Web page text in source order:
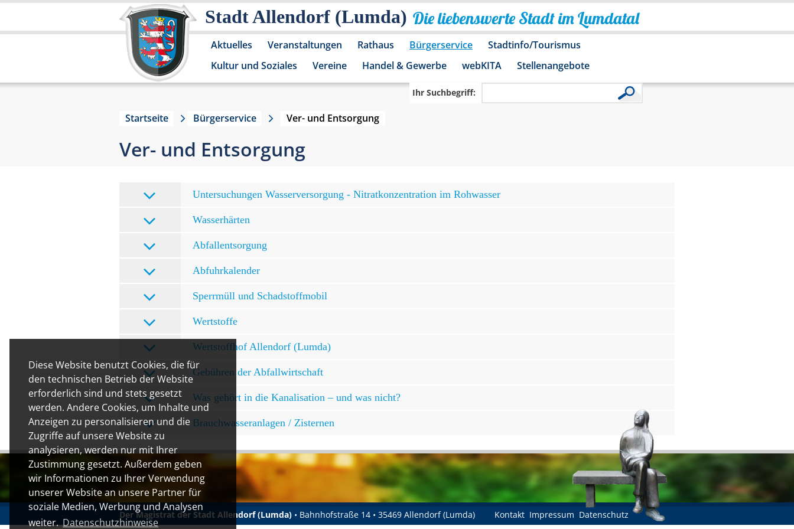
Diese Website benutzt Cookies, die für
den technischen Betrieb der Website
erforderlich sind und stets gesetzt
werden. Andere Cookies, um Inhalte und
Anzeigen zu personalisieren und die
Zugriffe auf unsere Website zu
analysieren, werden nur mit Ihrer
Zustimmung gesetzt. Außerdem geben
wir Informationen zu Ihrer Verwendung
unserer Website an unsere Partner für
soziale Medien, Werbung und Analysen
weiter.Datenschutzhinweise
Stadt Allendorf (Lumda) Die liebenswerte Stadt im Lumdatal
Aktuelles Veranstaltungen Rathaus Bürgerservice
Stadtinfo/Tourismus
Kultur und Soziales
Vereine Handel & Gewerbe webKITA Stellenangebote
Ihr Suchbegriff:
Startseite Bürgerservice Ver- und Entsorgung
Ver- und Entsorgung
Untersuchungen Wasserversorgung - Nitratkonzentration im Rohwasser
Wasserhärten
Abfallentsorgung
Abfuhrkalender
Sperrmüll und Schadstoffmobil
Wertstoffe
Wertstoffhof Allendorf (Lumda)
Gebühren der Abfallwirtschaft
Was gehört in die Kanalisation – und was nicht?
Brauchwasseranlagen / Zisternen
Der Magistrat der Stadt Allendorf (Lumda) • Bahnhofstraße 14 • 35469 Allendorf (Lumda) Kontakt Impressum Datenschutz